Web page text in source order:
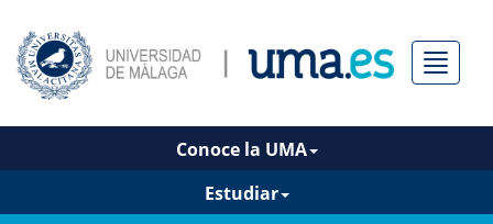
Menú
Conoce la UMA
Estudiar